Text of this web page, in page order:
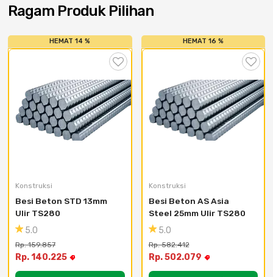
Cat dan Kimia
Saniter
Ragam Produk Pilihan
HEMAT 14 %
Konstruksi
Besi Beton STD 13mm
Ulir TS280
5.0
Rp. 159.857
Rp. 140.225
HEMAT 16 %
Konstruksi
Besi Beton AS Asia
Steel 25mm Ulir TS280
5.0
Rp. 582.412
Rp. 502.079